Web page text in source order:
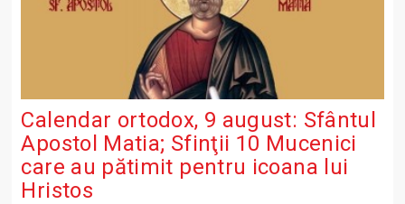
Calendar ortodox, 9 august: Sfântul
Apostol Matia; Sfinţii 10 Mucenici
care au pătimit pentru icoana lui
Hristos